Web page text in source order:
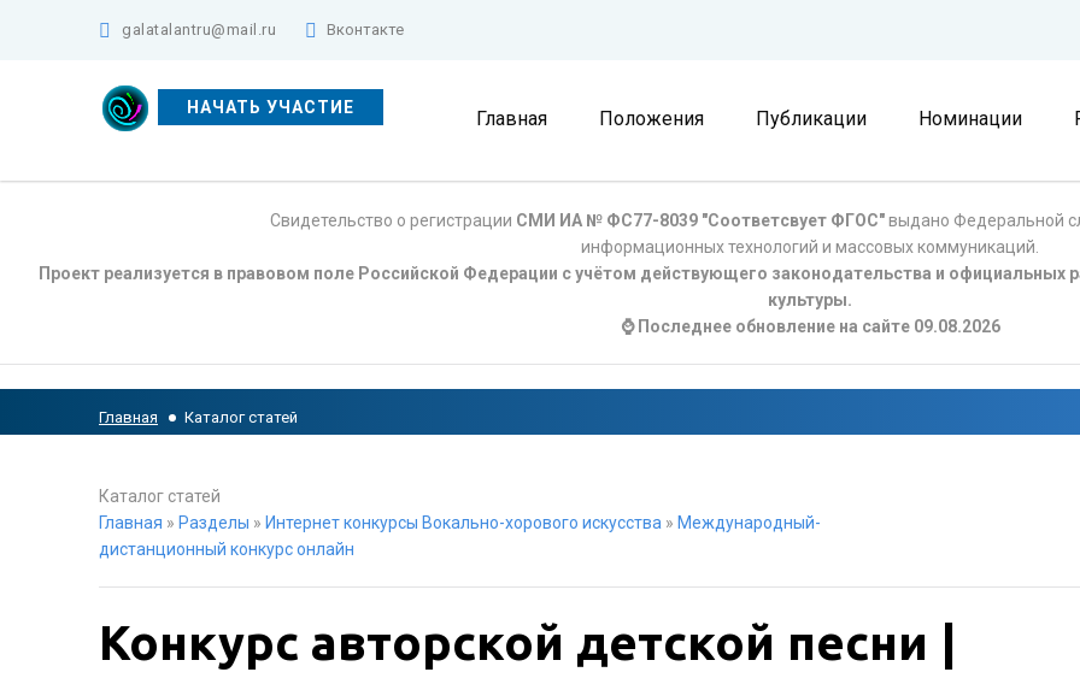
galatalantru@mail.ru Вконтакте
НАЧАТЬ УЧАСТИЕ
Главная Положения Публикации Номинации
Свидетельство о регистрации СМИ ИА № ФС77-8039 "Соответсвует ФГОС"выдано Федеральной
информационных технологий и массовых коммуникаций.
Проект реализуется в правовом поле Российской Федерации с учётом действующего законодательства и официальных
культуры.
⌚ Последнее обновление на сайте 09.08.2026
Главная Каталог статей
Каталог статей
Главная » Разделы » Интернет конкурсы Вокально-хорового искусства » Международный-
дистанционный конкурс онлайн
Конкурс авторской детской песни |